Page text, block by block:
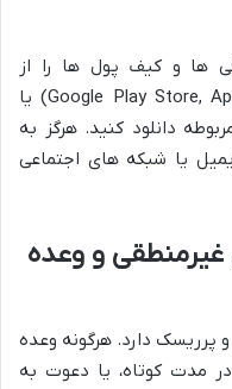
ها و کیف پول ها را از
فروشگاه های رسمی (Google Play Store, Apple App Store) یا
دانلود کنید. هرگز به
یا شبکه های اجتماعی
و وعده
و پرریسک دارد. هرگونه وعده
مدت کوتاه، یا دعوت به